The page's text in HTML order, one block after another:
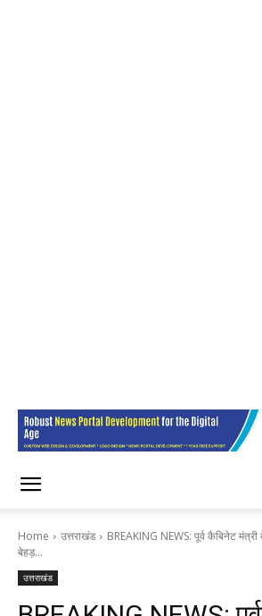
Home उत्तराखंड
BREAKING NEWS: पूर्व कैबिनेट मंत्री
बेहड़...
उत्तराखंड